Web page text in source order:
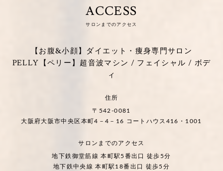
ACCESS
サロンまでのアクセス
【お腹&小顔】ダイエット・痩身専門サロン
PELLY【ペリー】超音波マシン / フェイシャル / ボデ
ィ
住所
〒542-0081
大阪府大阪市中央区本町4－4－16 コートハウス416・1001
サロンまでのアクセス
地下鉄御堂筋線 本町駅5番出口 徒歩5分
地下鉄中央線 本町駅18番出口 徒歩5分